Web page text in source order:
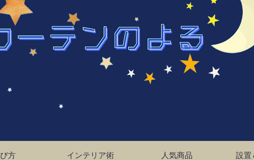
方 インテリア術 人気商品 設置